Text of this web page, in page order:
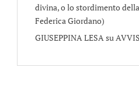
divina, o lo stordimento
Federica Giordano)
GIUSEPPINA LESAsu